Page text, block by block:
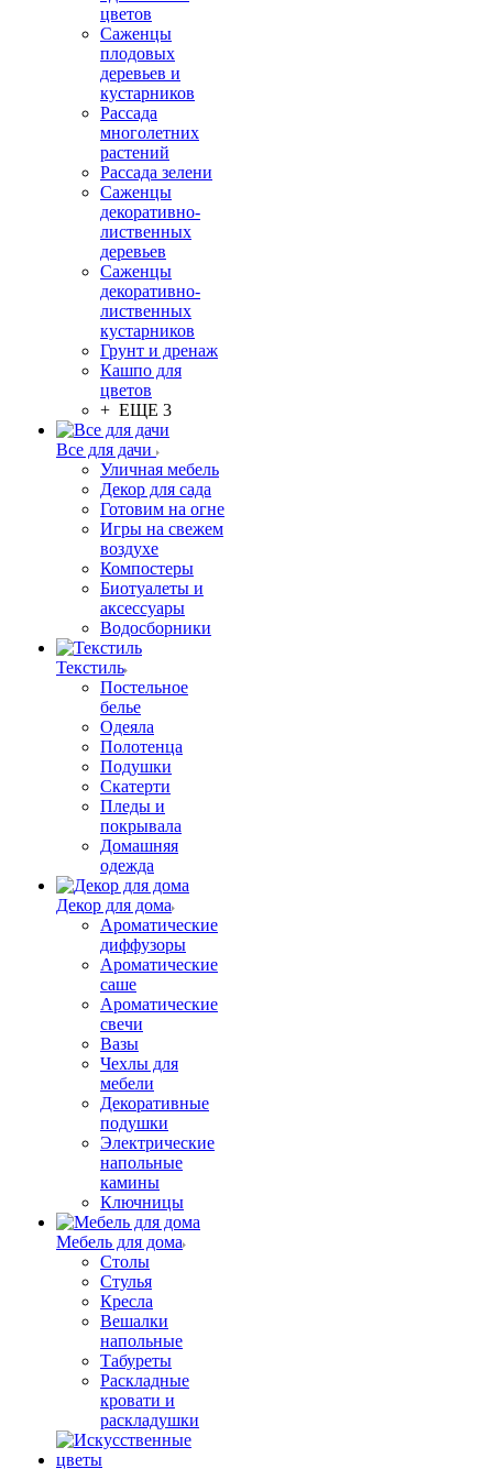
цветов
Саженцы
плодовых
деревьев и
кустарников
Рассада
многолетних
растений
Рассада зелени
Саженцы
декоративно-
лиственных
деревьев
Саженцы
декоративно-
лиственных
кустарников
Грунт и дренаж
Кашпо для
цветов
+ ЕЩЕ 3
Все для дачи
Уличная мебель
Декор для сада
Готовим на огне
Игры на свежем
воздухе
Компостеры
Биотуалеты и
аксессуары
Водосборники
Текстиль
Постельное
белье
Одеяла
Полотенца
Подушки
Скатерти
Пледы и
покрывала
Домашняя
одежда
Декор для дома
Ароматические
диффузоры
Ароматические
саше
Ароматические
свечи
Вазы
Чехлы для
мебели
Декоративные
подушки
Электрические
напольные
камины
Ключницы
Мебель для дома
Столы
Стулья
Кресла
Вешалки
напольные
Табуреты
Раскладные
кровати и
раскладушки